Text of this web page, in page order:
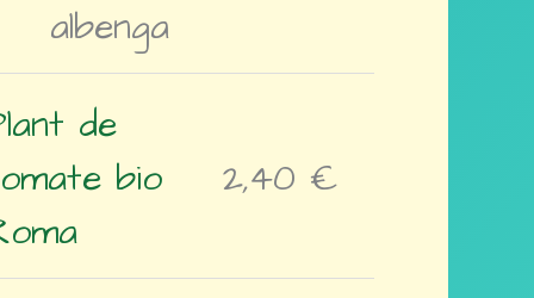
albenga
de
bio
2,40 €